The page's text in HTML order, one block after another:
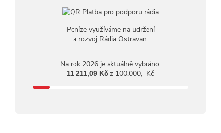
Peníze využíváme na udržení
a rozvoj Rádia Ostravan.
Na rok 2026 je aktuálně vybráno:
11 211,09 Kč z 100.000,- Kč